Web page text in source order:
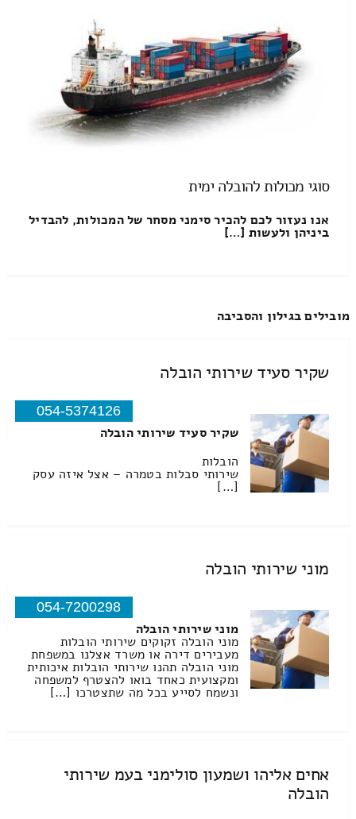
סוגי מכולות להובלה ימית
אנו נעזור לכם להכיר סימני מסחר של המכולות, להבדיל
ביניהן ולעשות […]
מובילים בגילון והסביבה
שקיר סעיד שירותי הובלה
054-5374126
שקיר סעיד שירותי הובלה
הובלות
שירותי סבלות בטמרה – אצל איזה עסק
[…]
מוני שירותי הובלה
054-7200298
מוני שירותי הובלה
מוני הובלה זקוקים שירותי הובלות
מעבירים דירה או משרד אצלנו במשפחת
מוני הובלה תהנו שירותי הובלות איכותית
ומקצועית כאחד בואו להצטרף למשפחה
ונשמח לסייע בכל מה שתצטרכו […]
אחים אליהו ושמעון סולימני בעמ שירותי
הובלה